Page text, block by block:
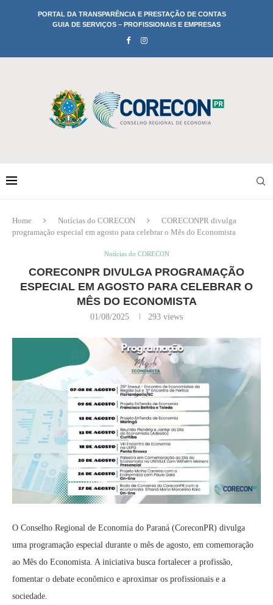
PORTAL DA TRANSPARÊNCIA E PRESTAÇÃO DE CONTAS
GUIA DE SERVIÇOS – PROFISSIONAIS E EMPRESAS
Home Notícias do CORECON
CORECONPR divulga
programação especial em agosto para celebrar o Mês do Economista
Notícias do CORECON
CORECONPR DIVULGA PROGRAMAÇÃO
ESPECIAL EM AGOSTO PARA CELEBRAR O
MÊS DO ECONOMISTA
01/08/2025 293 views
O Conselho Regional de Economia do Paraná (CoreconPR) divulga
uma programação especial durante o mês de agosto, em comemoração
ao Mês do Economista. A iniciativa busca fortalecer a profissão,
fomentar o debate econômico e aproximar os profissionais e a
sociedade.